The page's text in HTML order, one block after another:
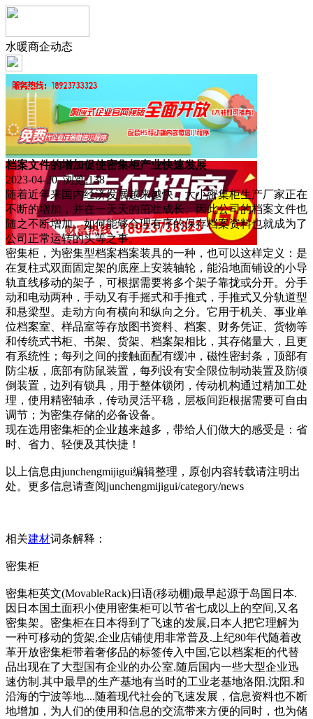
水暖商企动态
档案文件的增加促使密集柜产业快速发展
2023-04-20 浏览:138
随着近年来国内经济发展越来越快，大小密集柜生产厂家正在
不断的增加，并在一天天的茁壮成长。因此公司的档案文件也
随之不断增加。如何能够合理有序的保存档案资料也就成为了
公司正常运转的头等之事。
密集柜，为密集型档案档案装具的一种，也可以这样定义：是
在复柱式双面固定架的底座上安装轴轮，能沿地面铺设的小导
轨直线移动的架子，可根据需要将多个架子靠拢或分开。分手
动和电动两种，手动又有手摇式和手推式，手推式又分轨道型
和悬梁型。走动方向有横向和纵向之分。它用于机关、事业单
位档案室、样品室等存放图书资料、档案、财务凭证、货物等
和传统式书柜、书架、货架、档案架相比，其存储量大，且更
有系统性；每列之间的接触面配有缓冲，磁性密封条，顶部有
防尘板，底部有防鼠装置，每列设有安全限位制动装置及防倾
倒装置，边列有锁具，用于整体锁闭，传动机构通过精加工处
理，使用精密轴承，传动灵活平稳，层板间距根据需要可自由
调节；为密集存储的必备设备。
现在选用密集柜的企业越来越多，带给人们做大的感受是：省
时、省力、轻便及其快捷！
以上信息由junchengmijigui编辑整理，原创内容转载请注明出
处。更多信息请查阅junchengmijigui/category/news
相关建材词条解释：
密集柜
密集柜英文(MovableRack)日语(移动棚)最早起源于岛国日本.
因日本国土面积小使用密集柜可以节省七成以上的空间,又名
密集架。密集柜在日本得到了飞速的发展,日本人把它理解为
一种可移动的货架,企业店铺使用非常普及.上纪80年代随着改
革开放密集柜带着奢侈品的标签传入中国,它以档案柜的代替
品出现在了大型国有企业的办公室.随后国内一些大型企业迅
速仿制.其中最早的生产基地有当时的工业老基地洛阳.沈阳.和
沿海的宁波等地....随着现代社会的飞速发展，信息资料也不断
地增加，为人们的使用和信息的交流带来方便的同时，也为储